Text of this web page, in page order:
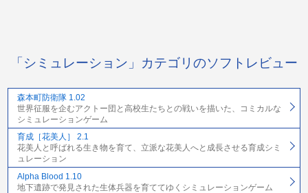
「シミュレーション」カテゴリのソフトレビュー
森本町防衛隊 1.02
世界征服を企むアクトー団と高校生たちとの戦いを描いた、コミカルな
シミュレーションゲーム
育成［花美人］ 2.1
花美人と呼ばれる生き物を育て、立派な花美人へと成長させる育成シミ
ュレーション
Alpha Blood 1.10
地下遺跡で発見された生体兵器を育ててゆくシミュレーションゲーム